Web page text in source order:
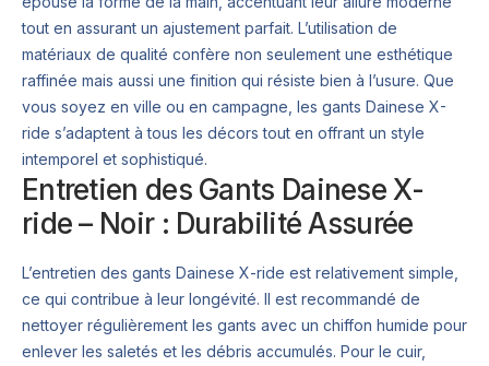
tout en assurant un ajustement parfait. L’utilisation de
matériaux de qualité confère non seulement une esthétique
raffinée mais aussi une finition qui résiste bien à l’usure. Que
vous soyez en ville ou en campagne, les gants Dainese X-
ride s’adaptent à tous les décors tout en offrant un style
intemporel et sophistiqué.
Entretien des Gants Dainese X-
ride – Noir : Durabilité Assurée
L’entretien des gants Dainese X-ride est relativement simple,
ce qui contribue à leur longévité. Il est recommandé de
nettoyer régulièrement les gants avec un chiffon humide pour
enlever les saletés et les débris accumulés. Pour le cuir,